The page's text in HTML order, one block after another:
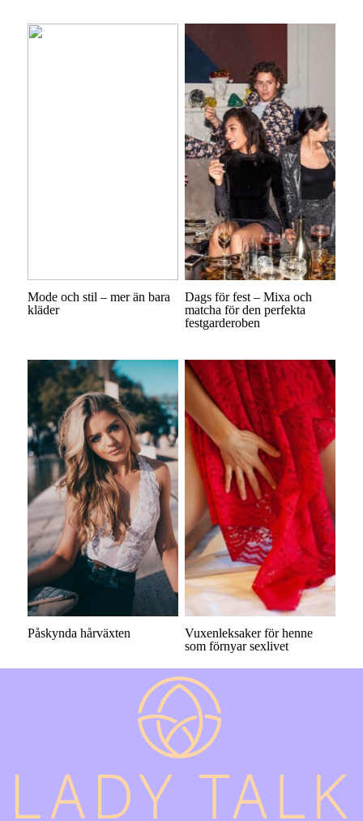
Mode och stil – mer än bara
kläder
Dags för fest – Mixa och
matcha för den perfekta
festgarderoben
Påskynda hårväxten
Vuxenleksaker för henne
som förnyar sexlivet